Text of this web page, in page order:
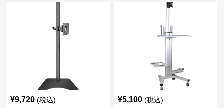
¥9,720 (税込) ¥5,100 (税込)